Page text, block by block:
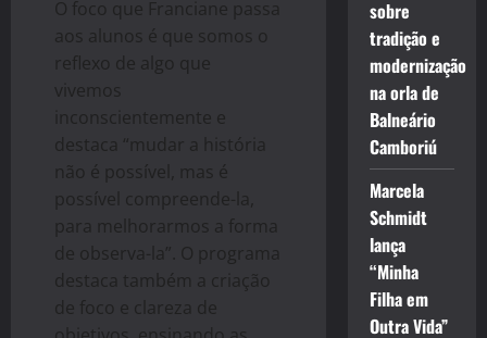
O foco que Franciane passa
aos alunos é que somos o
reflexo de algo que
vivemos
inconscientemente e
destaca “mudar a história
não é possível, mas é
possível compreende-la,
para melhorarmos a forma
de observa-la”. O programa
destaca também a criação
de foco e clareza de
sobre
tradição e
modernização
na orla de
Balneário
Camboriú
Marcela
Schmidt
lança
“Minha
Filha em
Outra Vida”